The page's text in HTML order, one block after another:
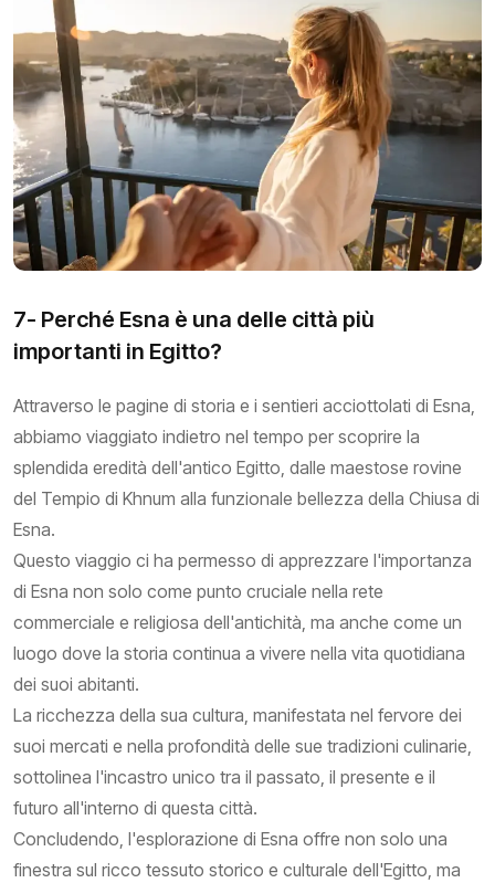
7- Perché Esna è una delle città più
importanti in Egitto?
Attraverso le pagine di storia e i sentieri acciottolati di Esna,
abbiamo viaggiato indietro nel tempo per scoprire la
splendida eredità dell'antico Egitto, dalle maestose rovine
del Tempio di Khnum alla funzionale bellezza della Chiusa di
Esna.
Questo viaggio ci ha permesso di apprezzare l'importanza
di Esna non solo come punto cruciale nella rete
commerciale e religiosa dell'antichità, ma anche come un
luogo dove la storia continua a vivere nella vita quotidiana
dei suoi abitanti.
La ricchezza della sua cultura, manifestata nel fervore dei
suoi mercati e nella profondità delle sue tradizioni culinarie,
sottolinea l'incastro unico tra il passato, il presente e il
futuro all'interno di questa città.
Concludendo, l'esplorazione di Esna offre non solo una
finestra sul ricco tessuto storico e culturale dell'Egitto, ma